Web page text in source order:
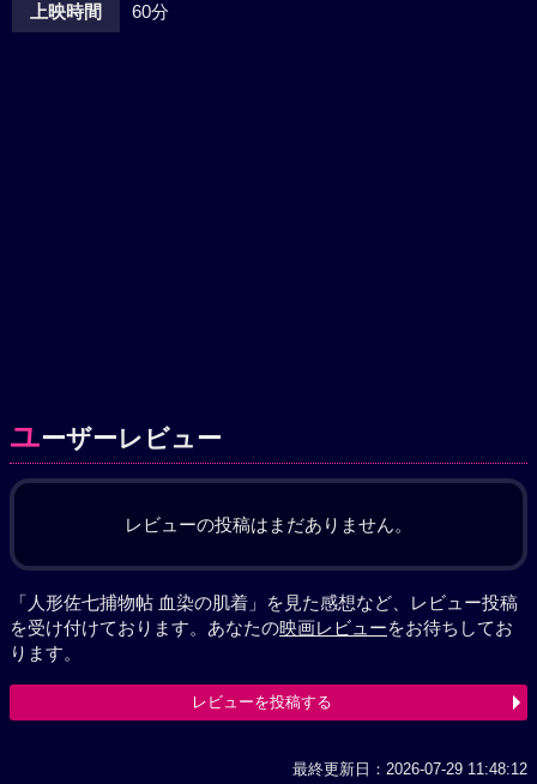
上映時間 60分
ユーザーレビュー
レビューの投稿はまだありません。
「人形佐七捕物帖 血染の肌着」を見た感想など、レビュー投稿
を受け付けております。あなたの映画レビューをお待ちしてお
ります。
レビューを投稿する
最終更新日：2026-07-29 11:48:12